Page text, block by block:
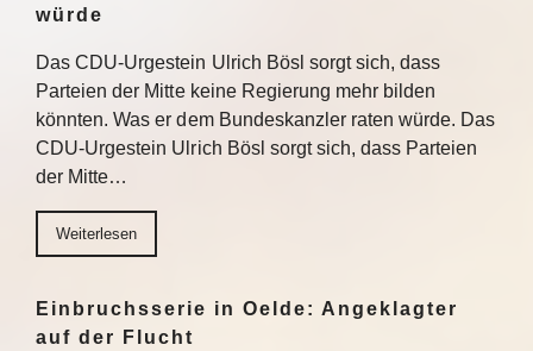
würde
Das CDU-Urgestein Ulrich Bösl sorgt sich, dass
Parteien der Mitte keine Regierung mehr bilden
könnten. Was er dem Bundeskanzler raten würde. Das
CDU-Urgestein Ulrich Bösl sorgt sich, dass Parteien
der Mitte…
Weiterlesen
Einbruchsserie in Oelde: Angeklagter
auf der Flucht